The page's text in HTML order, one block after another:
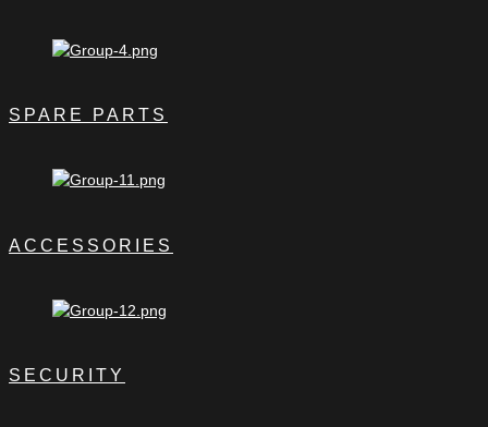
SPARE PARTS
ACCESSORIES
SECURITY